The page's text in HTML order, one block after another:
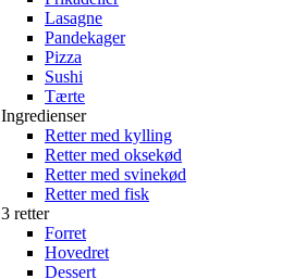
Lasagne
Pandekager
Pizza
Sushi
Tærte
Ingredienser
Retter med kylling
Retter med oksekød
Retter med svinekød
Retter med fisk
3 retter
Forret
Hovedret
Dessert